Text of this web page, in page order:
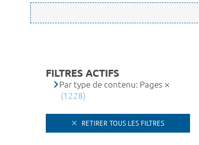
FILTRES ACTIFS
Par type de contenu: Pages
(1228)
RETIRER TOUS LES FILTRES